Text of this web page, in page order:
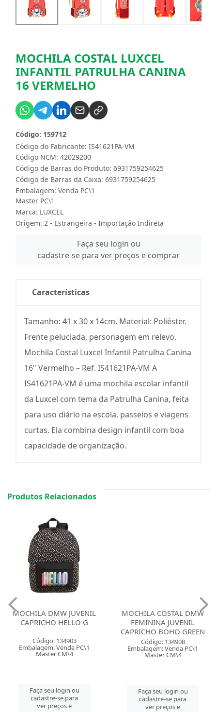
MOCHILA COSTAL LUXCEL
INFANTIL PATRULHA CANINA
16 VERMELHO
Código do Fabricante: IS41621PA-VM
Código: 159712
Código NCM: 42029200
Código de Barras do Produto: 6931759254625
Código de Barras da Caixa: 6931759254625
Embalagem: Venda PC\1
Master PC\1
Marca: LUXCEL
Origem: 2 - Estrangeira - Importação Indireta
Faça seu login ou
cadastre-se para ver preços e comprar
Características
Tamanho: 41 x 30 x 14cm. Material: Poliéster.
Frente peluciada, personagem em relevo.
Mochila Costal Luxcel Infantil Patrulha Canina
16" Vermelho – Ref. IS41621PA-VM A
IS41621PA-VM é uma mochila escolar infantil
da Luxcel com tema da Patrulha Canina, feita
para uso diário na escola, passeios e viagens
curtas. Ela combina design infantil com boa
capacidade de organização.
Produtos Relacionados
MOCHILA DMW JUVENIL
CAPRICHO HELLO G
Código: 134903
Embalagem: Venda PC\1
Master CM\4
Faça seu login ou
cadastre-se para
ver preços e
MOCHILA COSTAL DMW
FEMININA JUVENIL
CAPRICHO BOHO GREEN
Código: 134908
Embalagem: Venda PC\1
Master CM\4
Faça seu login ou
cadastre-se para
ver preços e